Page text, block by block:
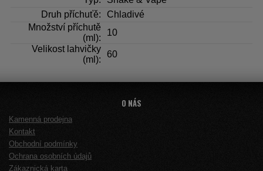
Druh příchuťě:
Chladivé
Množství příchutě
(ml):
10
Velikost lahvičky
(ml):
60
O NÁS
Kamenná prodejna
Kontakt
Obchodní podmínky
Ochrana osobních údajů
Zákaznická karta